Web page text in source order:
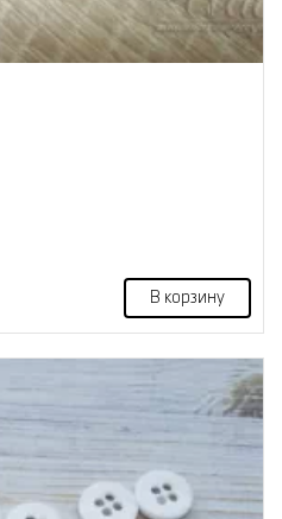
В корзину